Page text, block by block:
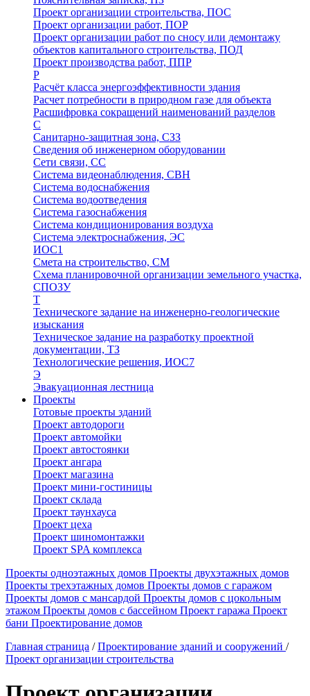
Проект организации строительства, ПОС
Проект организации работ, ПОР
Проект организации работ по сносу или демонтажу
объектов капитального строительства, ПОД
Проект производства работ, ППР
Р
Расчёт класса энергоэффективности здания
Расчет потребности в природном газе для объекта
Расшифровка сокращений наименований разделов
С
Санитарно-защитная зона, СЗЗ
Сведения об инженерном оборудовании
Сети связи, СС
Система видеонаблюдения, СВН
Система водоснабжения
Система водоотведения
Система газоснабжения
Система кондиционирования воздуха
Система электроснабжения, ЭС
ИОС1
Смета на строительство, СМ
Схема планировочной организации земельного участка,
СПОЗУ
Т
Техническоге задание на инженерно-геологические
изыскания
Техническое задание на разработку проектной
документации, ТЗ
Технологические решения, ИОC7
Э
Эвакуационная лестница
Проекты
Готовые проекты зданий
Проект автодороги
Проект автомойки
Проект автостоянки
Проект ангара
Проект магазина
Проект мини-гостиницы
Проект склада
Проект таунхауса
Проект цеха
Проект шиномонтажки
Проект SPA комплекса
Проекты одноэтажных домов Проекты двухэтажных домов
Проекты трехэтажных домов Проекты домов с гаражом
Проекты домов с мансардой Проекты домов с цокольным
этажом Проекты домов с бассейном Проект гаража Проект
бани Проектирование домов
Главная страница / Проектирование зданий и сооружений /
Проект организации строительства